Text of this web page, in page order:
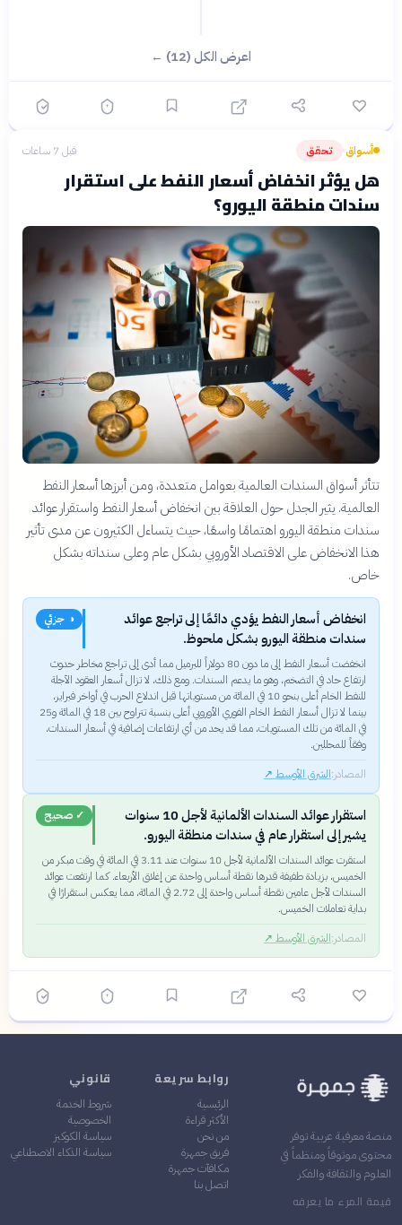
اعرض الكل (12) ←
أسواق› تحقق قبل 7 ساعات
هل يؤثر انخفاض أسعار النفط على استقرار
سندات منطقة اليورو؟
تتأثر أسواق السندات العالمية بعوامل متعددة، ومن أبرزها أسعار النفط
العالمية. يثير الجدل حول العلاقة بين انخفاض أسعار النفط واستقرار عوائد
سندات منطقة اليورو اهتمامًا واسعًا، حيث يتساءل الكثيرون عن مدى تأثير
هذا الانخفاض على الاقتصاد الأوروبي بشكل عام وعلى سنداته بشكل
خاص.
انخفاض أسعار النفط يؤدي دائمًا إلى تراجع عوائد
سندات منطقة اليورو بشكل ملحوظ.
◑ جزئي
انخفضت أسعار النفط إلى ما دون 80 دولاراً للبرميل مما أدى إلى تراجع مخاطر حدوث
ارتفاع حاد في التضخم، وهو ما يدعم السندات. ومع ذلك، لا تزال أسعار العقود الآجلة
للنفط الخام أعلى بنحو 10 في المائة من مستوياتها قبل اندلاع الحرب في أواخر فبراير،
بينما لا تزال أسعار النفط الخام الفوري الأوروبي أعلى بنسبة تتراوح بين 18 في المائة و25
في المائة من تلك المستويات، مما قد يحد من أي ارتفاعات إضافية في أسعار السندات،
وفقاً للمحللين.
المصادر:الشرق الأوسط ↗
استقرار عوائد السندات الألمانية لأجل 10 سنوات
يشير إلى استقرار عام في سندات منطقة اليورو.
✓ صحيح
استقرت عوائد السندات الألمانية لأجل 10 سنوات عند 3.11 في المائة في وقت مبكر من
الخميس، بزيادة طفيفة قدرها نقطة أساس واحدة عن إغلاق الأربعاء. كما ارتفعت عوائد
السندات لأجل عامين نقطة أساس واحدة إلى 2.72 في المائة، مما يعكس استقرارًا في
بداية تعاملات الخميس.
المصادر:الشرق الأوسط ↗
منصة معرفية عربية توفر
محتوى موثوقاً ومنظماً في
العلوم والثقافة والفكر
قيمة المرء ما يعرفه
روابط سريعة
الرئيسية
الأكثر قراءة
من نحن
فريق جمهرة
مكافآت جمهرة
اتصل بنا
قانوني
شروط الخدمة
الخصوصية
سياسة الكوكيز
سياسة الذكاء الاصطناعي